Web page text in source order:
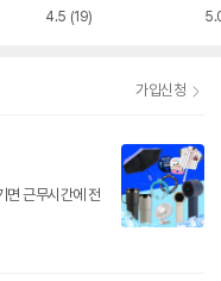
4.5 (19)
가입신청
면 근무시간에 전